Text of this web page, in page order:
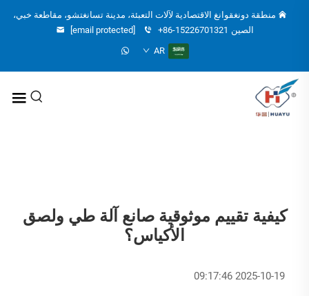
منطقة دونغقوانغ الاقتصادية لآلات التعبئة، مدينة تسانغتشو، مقاطعة خبي،
الصين +86-15226701321
[email protected]
AR
كيفية تقييم موثوقية صانع آلة طي ولصق
الأكياس؟
2025-10-19 09:17:46